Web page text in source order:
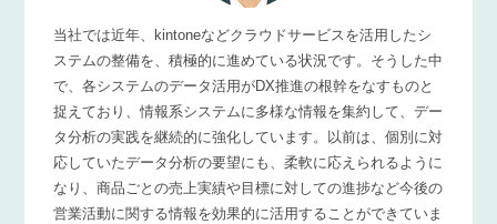
当社では近年、kintoneなどクラウドサービスを活用したシ
ステムの整備を、積極的に進めている状況です。そうした中
で、各システムのデータ活用がDX推進の根幹をなすものと
捉えており、情報系システムに多様な情報を集約して、デー
タ分析の実践を継続的に強化しています。以前は、個別に対
応していたデータ分析の要望にも、柔軟に応えられるように
なり、商品ごとの売上実績や目標に対しての進捗など今後の
営業活動に関する情報を効果的に活用することができていま